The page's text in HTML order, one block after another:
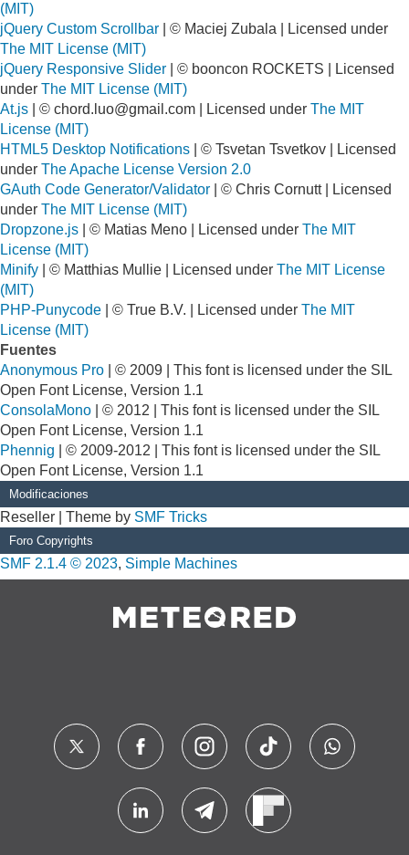
(MIT)
jQuery Custom Scrollbar | © Maciej Zubala | Licensed under
The MIT License (MIT)
jQuery Responsive Slider | © booncon ROCKETS | Licensed
under The MIT License (MIT)
At.js | © chord.luo@gmail.com | Licensed under The MIT
License (MIT)
HTML5 Desktop Notifications | © Tsvetan Tsvetkov | Licensed
under The Apache License Version 2.0
GAuth Code Generator/Validator | © Chris Cornutt | Licensed
under The MIT License (MIT)
Dropzone.js | © Matias Meno | Licensed under The MIT
License (MIT)
Minify | © Matthias Mullie | Licensed under The MIT License
(MIT)
PHP-Punycode | © True B.V. | Licensed under The MIT
License (MIT)
Fuentes
Anonymous Pro | © 2009 | This font is licensed under the SIL
Open Font License, Version 1.1
ConsolaMono | © 2012 | This font is licensed under the SIL
Open Font License, Version 1.1
Phennig | © 2009-2012 | This font is licensed under the SIL
Open Font License, Version 1.1
Modificaciones
Reseller | Theme by SMF Tricks
Foro Copyrights
SMF 2.1.4 © 2023, Simple Machines